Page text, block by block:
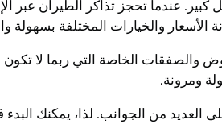
عندما تحجز تذاكر الطيران عبر
والخيارات المختلفة بسهولة
والصفقات الخاصة التي ربما لا
ومرونة.
من الجوانب. لذا، يمكنك